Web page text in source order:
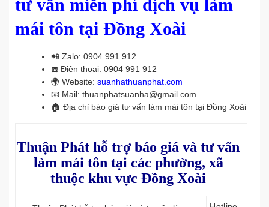
tư vấn miễn phí dịch vụ làm
mái tôn tại Đồng Xoài
📲 Zalo: 0904 991 912
☎️ Điện thoại: 0904 991 912
🌍 Website: suanhathuanphat.com
📧 Mail: thuanphatsuanha@gmail.com
🏠 Địa chỉ báo giá tư vấn làm mái tôn tại Đồng Xoài
Thuận Phát hỗ trợ báo giá và tư vấn
làm mái tôn tại các phường, xã
thuộc khu vực Đồng Xoài